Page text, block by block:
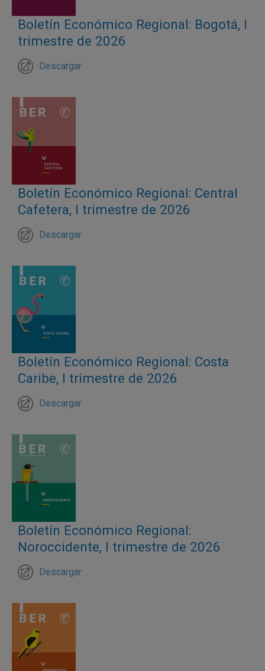
Boletín Económico Regional: Bogotá, I
trimestre de 2026
Descargar
Boletín Económico Regional: Central
Cafetera, I trimestre de 2026
Descargar
Boletín Económico Regional: Costa
Caribe, I trimestre de 2026
Descargar
Boletín Económico Regional:
Noroccidente, I trimestre de 2026
Descargar